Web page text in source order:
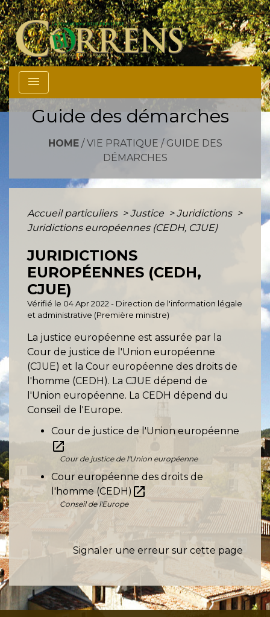
menu
Guide des démarches
HOME/ VIE PRATIQUE / GUIDE DES
DÉMARCHES
Accueil particuliers > Justice > Juridictions >
Juridictions européennes (CEDH, CJUE)
JURIDICTIONS
EUROPÉENNES (CEDH,
CJUE)
Vérifié le 04 Apr 2022 - Direction de l'information légale
et administrative (Première ministre)
La justice européenne est assurée par la
Cour de justice de l'Union européenne
(CJUE) et la Cour européenne des droits de
l'homme (CEDH). La CJUE dépend de
l'Union européenne. La CEDH dépend du
Conseil de l'Europe.
Cour de justice de l'Union européenne
open_in_new
Cour de justice de l'Union européenne
Cour européenne des droits de
l'homme (CEDH) open_in_new
Conseil de l'Europe
Signaler une erreur sur cette page